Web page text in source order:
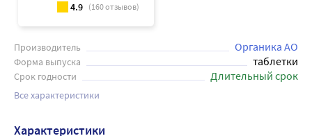
4.9 (160отзывов)
Производитель Органика АО
Форма выпуска таблетки
Срок годности Длительный срок
Все характеристики
Характеристики